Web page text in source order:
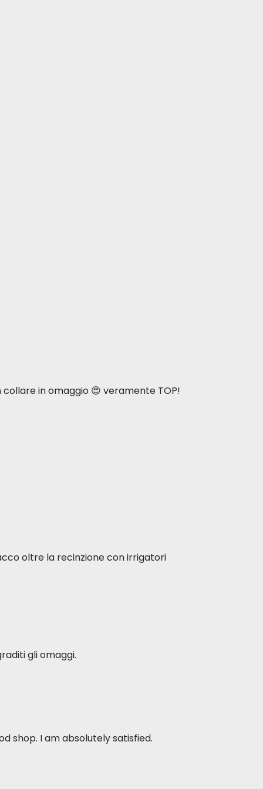
in omaggio 😍 veramente TOP!
oltre la recinzione con irrigatori
gli omaggi.
shop. I am absolutely satisfied.